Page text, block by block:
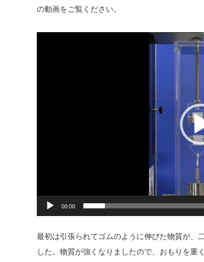
の動画をご覧ください。
00:00
最初は引張られてゴムのように伸びた物質が、
した。物質が強くなりましたので、おもりを重